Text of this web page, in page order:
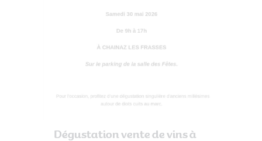
Dégustation vente de vins à